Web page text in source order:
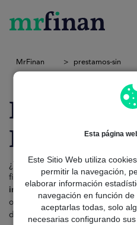
Esta página
Este Sitio Web utiliza
permitir la navegación,
elaborar información
navegación en función
aceptarlas todas, solo
necesarias configurando
MrFinan prestamos-sin
Préstamo
¿Te parece imposible? Debes
financiación que se caracteriza
intermediarios
financieros,
o entidades de préstamos
directamente entre dos partes: